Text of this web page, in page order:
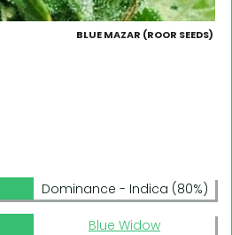
BLUE MAZAR (ROOR SEEDS)
Dominance - Indica (80%)
Blue Widow